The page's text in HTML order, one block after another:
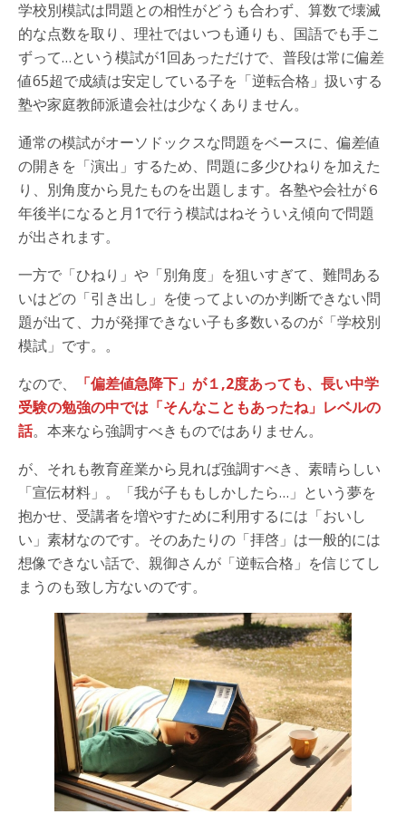
学校別模試は問題との相性がどうも合わず、算数で壊滅
的な点数を取り、理社ではいつも通りも、国語でも手こ
ずって…という模試が1回あっただけで、普段は常に偏差
値65超で成績は安定している子を「逆転合格」扱いする
塾や家庭教師派遣会社は少なくありません。
通常の模試がオーソドックスな問題をベースに、偏差値
の開きを「演出」するため、問題に多少ひねりを加えた
り、別角度から見たものを出題します。各塾や会社が６
年後半になると月1で行う模試はねそういえ傾向で問題
が出されます。
一方で「ひねり」や「別角度」を狙いすぎて、難問ある
いはどの「引き出し」を使ってよいのか判断できない問
題が出て、力が発揮できない子も多数いるのが「学校別
模試」です。。
なので、
「偏差値急降下」が１,2度あっても、長い中学
受験の勉強の中では「そんなこともあったね」レベルの
話。本来なら強調すべきものではありません。
が、それも教育産業から見れば強調すべき、素晴らしい
「宣伝材料」。「我が子ももしかしたら…」という夢を
抱かせ、受講者を増やすために利用するには「おいし
い」素材なのです。そのあたりの「拝啓」は一般的には
想像できない話で、親御さんが「逆転合格」を信じてし
まうのも致し方ないのです。